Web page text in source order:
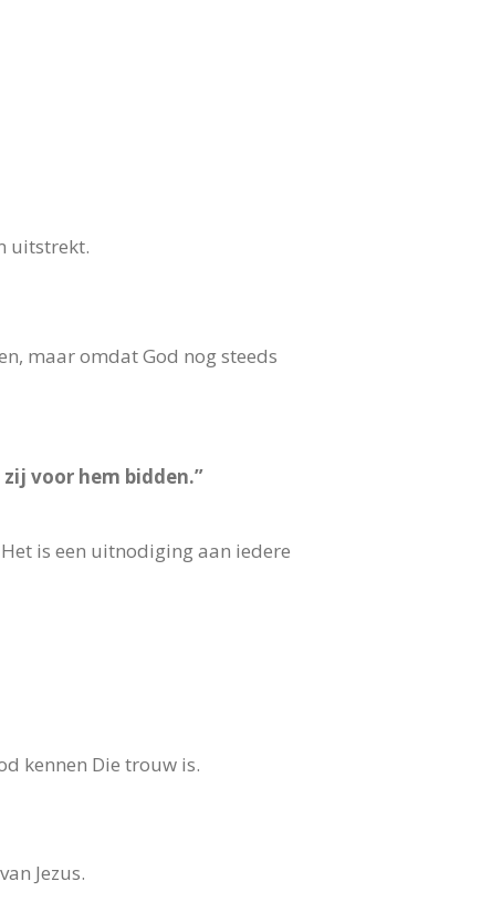
uitstrekt.
maar omdat God nog steeds
voor hem bidden.”
is een uitnodiging aan iedere
kennen Die trouw is.
Jezus.